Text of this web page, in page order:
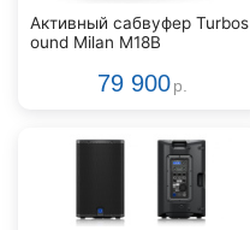
Активный сабвуфер Turbos
ound Milan M18B
79 900 р.